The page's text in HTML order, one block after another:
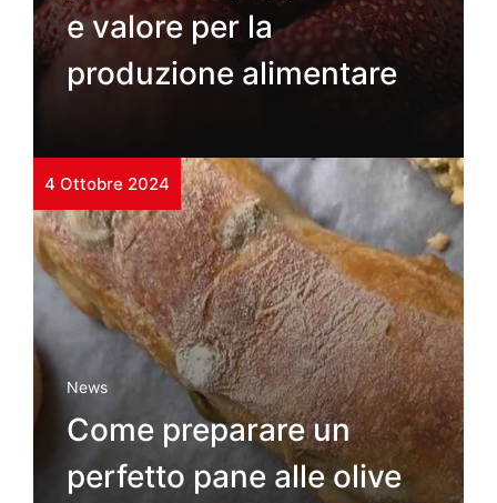
e valore per la
produzione alimentare
4 Ottobre 2024
News
Come preparare un
perfetto pane alle olive